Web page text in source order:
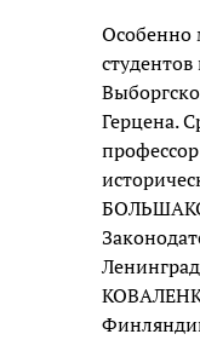
Особенно
Герцена.